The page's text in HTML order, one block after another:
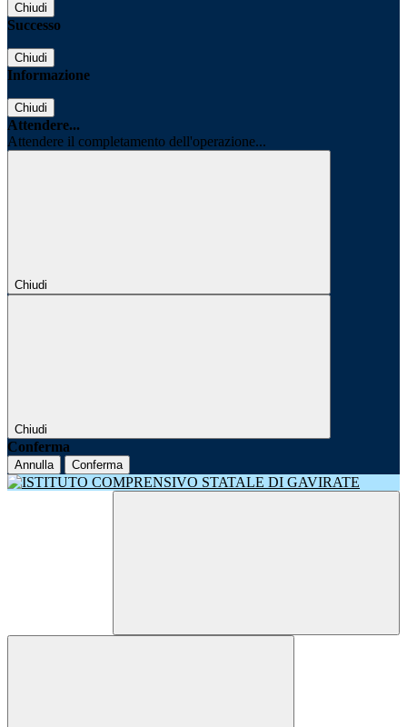
Chiudi
Successo
Chiudi
Informazione
Chiudi
Attendere...
Attendere il completamento dell'operazione...
Chiudi
Chiudi
Conferma
Annulla Conferma